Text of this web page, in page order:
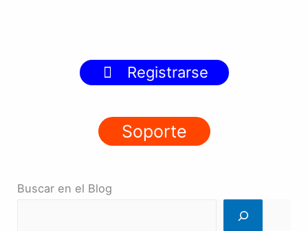
Registrarse
Soporte
Buscar en el Blog